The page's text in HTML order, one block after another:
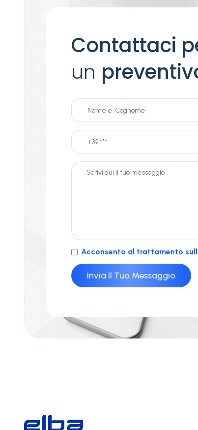
Contattaci
un
Acconsento al trattamento